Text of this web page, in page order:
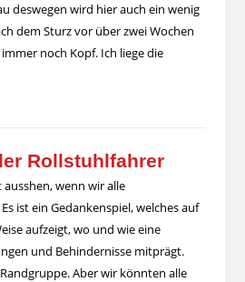
deswegen wird hier auch ein wenig
dem Sturz vor über zwei Wochen
noch Kopf. Ich liege die
Rollstuhlfahrer
wenn wir alle
ist ein Gedankenspiel, welches auf
aufzeigt, wo und wie eine
und Behindernisse mitprägt.
Aber wir könnten alle